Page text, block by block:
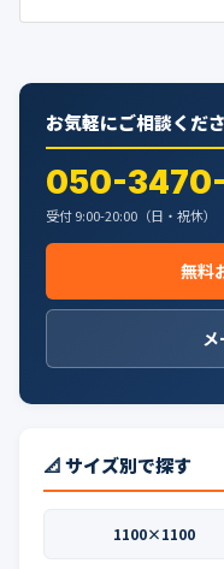
お気軽にご相談くだ
050-
受付 9:00-20:00（日・祝休）
無料
📐 サイズ別で探す
1100×1100